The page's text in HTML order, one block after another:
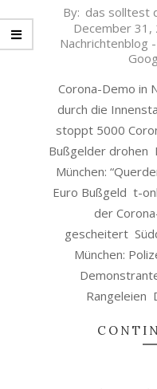
2021-
31
By: das solltest
December 31,
Nachrichtenblog
Corona-Demo in
durch die
stoppt 5000
Bußgelder drohen
München:
Euro Bußgeld t-
der
gescheitert
München:
Rangeleien